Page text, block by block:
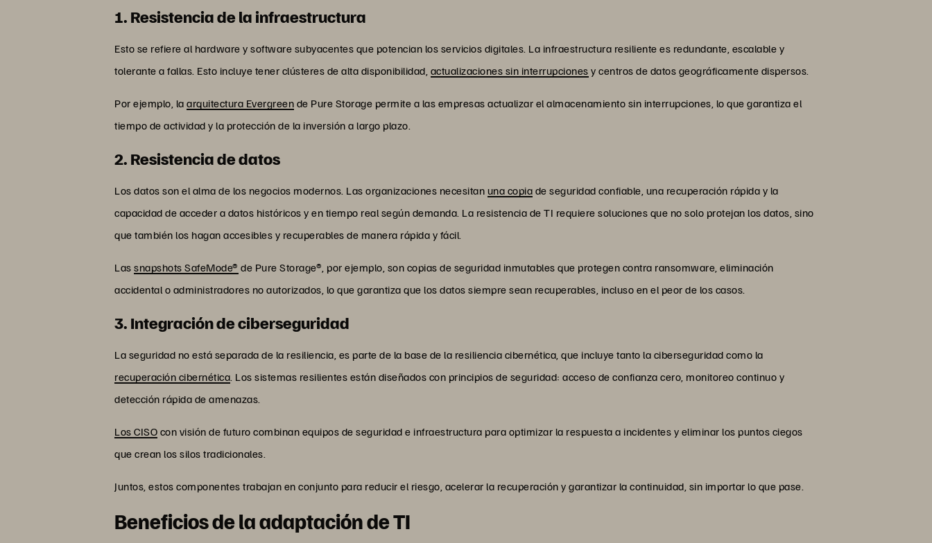
1. Resistencia de la infraestructura
Esto se refiere al hardware y software subyacentes que potencian los servicios digitales. La infraestructura resiliente es redundante, escalable y
tolerante a fallas. Esto incluye tener clústeres de alta disponibilidad, actualizaciones sin interrupciones y centros de datos geográficamente dispersos.
Por ejemplo, laarquitectura Evergreen de Pure Storage permite a las empresas actualizar el almacenamiento sin interrupciones, lo que garantiza el
tiempo de actividad y la protección de la inversión a largo plazo.
2. Resistencia de datos
Los datos son el alma de los negocios modernos. Las organizaciones necesitan una copia de seguridad confiable, una recuperación rápida y la
capacidad de acceder a datos históricos y en tiempo real según demanda. La resistencia de TI requiere soluciones que no solo protejan los datos, sino
que también los hagan accesibles y recuperables de manera rápida y fácil.
Lassnapshots SafeMode® de Pure Storage®, por ejemplo, son copias de seguridad inmutables que protegen contra ransomware, eliminación
accidental o administradores no autorizados, lo que garantiza que los datos siempre sean recuperables, incluso en el peor de los casos.
3. Integración de ciberseguridad
La seguridad no está separada de la resiliencia, es parte de la base de la resiliencia cibernética, que incluye tanto la ciberseguridad como la
recuperación cibernética. Los sistemas resilientes están diseñados con principios de seguridad: acceso de confianza cero, monitoreo continuo y
detección rápida de amenazas.
Los CISO con visión de futuro combinan equipos de seguridad e infraestructura para optimizar la respuesta a incidentes y eliminar los puntos ciegos
que crean los silos tradicionales.
Juntos, estos componentes trabajan en conjunto para reducir el riesgo, acelerar la recuperación y garantizar la continuidad, sin importar lo que pase.
Beneficios de la adaptación de TI